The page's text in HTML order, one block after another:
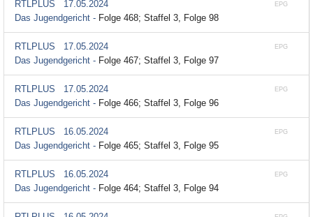
EPG
RTLPLUS
17.05.2024
Das Jugendgericht - Folge 468; Staffel 3, Folge 98
EPG
RTLPLUS
17.05.2024
Das Jugendgericht - Folge 467; Staffel 3, Folge 97
EPG
RTLPLUS
17.05.2024
Das Jugendgericht - Folge 466; Staffel 3, Folge 96
EPG
RTLPLUS
16.05.2024
Das Jugendgericht - Folge 465; Staffel 3, Folge 95
EPG
RTLPLUS
16.05.2024
Das Jugendgericht - Folge 464; Staffel 3, Folge 94